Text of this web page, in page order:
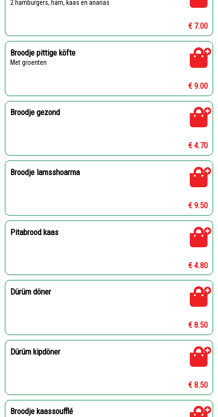
2 hamburgers, ham, kaas en ananas
€ 7.00
Broodje pittige köfte
Met groenten
€ 9.00
Broodje gezond
€ 4.70
Broodje lamsshoarma
€ 9.50
Pitabrood kaas
€ 4.80
Dürüm döner
€ 8.50
Dürüm kipdöner
€ 8.50
Broodje kaassoufflé